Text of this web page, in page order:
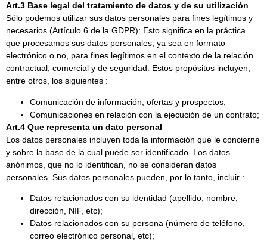
Art.3 Base legal del tratamiento de datos y de su utilización
Sólo podemos utilizar sus datos personales para fines legítimos y
necesarios (Artículo 6 de la GDPR): Esto significa en la práctica
que procesamos sus datos personales, ya sea en formato
electrónico o no, para fines legítimos en el contexto de la relación
contractual, comercial y de seguridad. Estos propósitos incluyen,
entre otros, los siguientes :
Comunicación de información, ofertas y prospectos;
Comunicaciones en relación con la ejecución de un contrato;
Art.4 Que representa un dato personal
Los datos personales incluyen toda la información que le concierne
y sobre la base de la cual puede ser identificado. Los datos
anónimos, que no lo identifican, no se consideran datos
personales. Sus datos personales pueden, por lo tanto, incluir :
Datos relacionados con su identidad (apellido, nombre,
dirección, NIF, etc);
Datos relacionados con su persona (número de teléfono,
correo electrónico personal, etc);